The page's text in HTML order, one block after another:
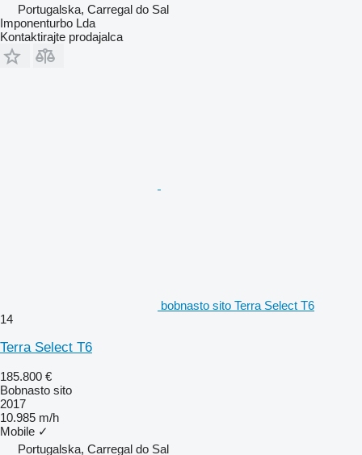
Portugalska, Carregal do Sal
Imponenturbo Lda
Kontaktirajte prodajalca
bobnasto sito Terra Select T6
14
Terra Select T6
185.800 €
Bobnasto sito
2017
10.985 m/h
Mobile ✓
Portugalska, Carregal do Sal